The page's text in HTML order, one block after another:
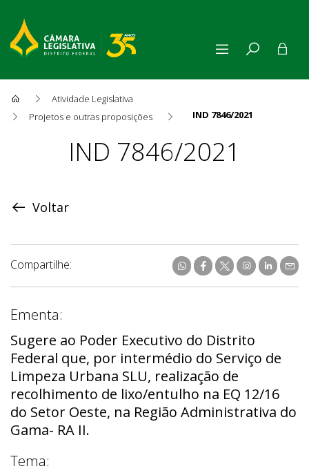
Atividade Legislativa
Projetos e outras proposições
IND 7846/2021
ProposiçãoIND 7846/2021
Voltar
Compartilhe:
Ementa:
Sugere ao Poder Executivo do Distrito
Federal que, por intermédio do Serviço de
Limpeza Urbana SLU, realização de
recolhimento de lixo/entulho na EQ 12/16
do Setor Oeste, na Região Administrativa do
Gama- RA II.
Tema: